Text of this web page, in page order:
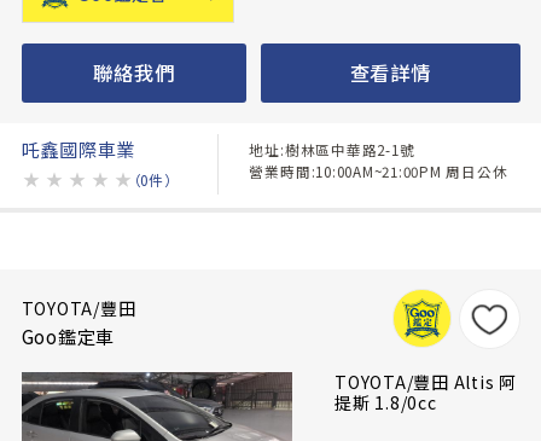
聯絡我們 查看詳情
吒鑫國際車業
★ ★ ★ ★ ★ （0件）
地址:樹林區中華路2-1號
營業時間:10:00AM~21:00PM 周日公休
TOYOTA/豐田
Goo鑑定車
TOYOTA/豐田 Altis 阿
提斯 1.8/0cc